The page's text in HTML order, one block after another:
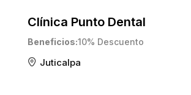
Clínica Punto Dental
Beneficios 10% Descuento
Juticalpa